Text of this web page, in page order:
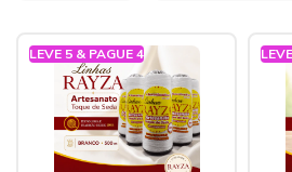
LEVE 5 & PAGUE 4